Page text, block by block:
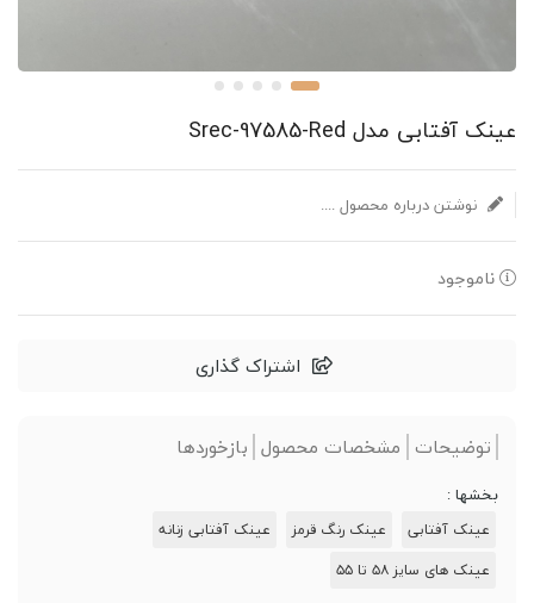
عینک آفتابی مدل Srec-97585-Red
نوشتن درباره محصول ....
ناموجود
اشتراک گذاری
توضیحات مشخصات محصول بازخوردها
بخشها :
عینک‌ آفتابی عینک رنگ قرمز
عینک آفتابی زنانه
عینک های سایز ۵۸ تا ۵۵